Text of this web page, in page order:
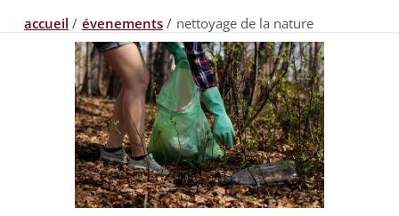
accueil évenements nettoyage de la nature